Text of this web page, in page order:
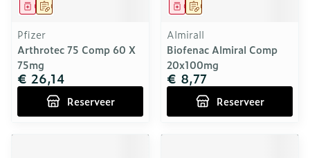
Op voorschrift
Geneesmiddel
Pfizer
Arthrotec 75 Comp 60 X
75mg
€ 26,14
Reserveer
Op voorschrift
Geneesmiddel
Almirall
Biofenac Almiral Comp
20x100mg
€ 8,77
Reserveer